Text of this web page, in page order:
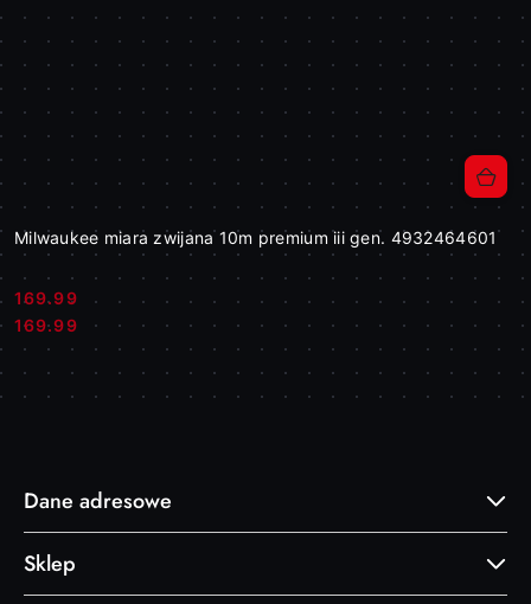
Milwaukee miara zwijana 10m premium iii gen. 4932464601
Cena:
169.99
Cena:
169.99
Dane adresowe
Sklep